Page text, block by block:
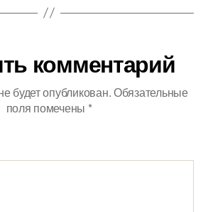
комментарий
будет опубликован.Обязательные
поля помечены *